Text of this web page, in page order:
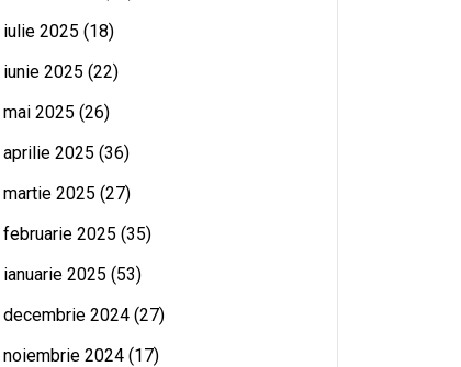
iulie 2025 (18)
iunie 2025 (22)
mai 2025 (26)
aprilie 2025 (36)
martie 2025 (27)
februarie 2025 (35)
ianuarie 2025 (53)
decembrie 2024 (27)
noiembrie 2024 (17)